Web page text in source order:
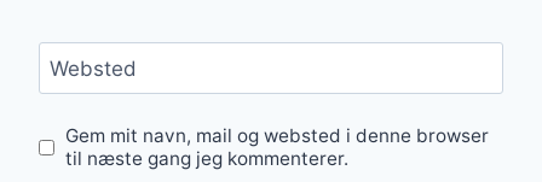
Websted
Gem mit navn, mail og websted i denne browser
til næste gang jeg kommenterer.